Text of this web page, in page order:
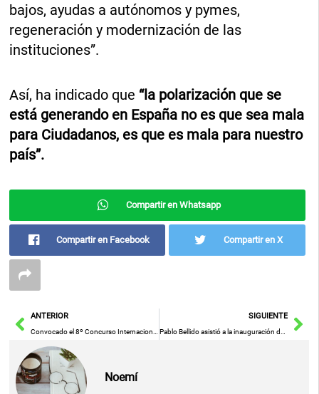
bajos, ayudas a autónomos y pymes,
regeneración y modernización de las
instituciones”.
Así, ha indicado que “la polarización que se
está generando en España no es que sea mala
para Ciudadanos, es que es mala para nuestro
país”.
Compartir en Whatsapp
Compartir en Facebook Compartir en X
AntANTERIOR
Convocado el 8º Concurso Internacional de Cortometrajes de Calzada de Caltrava
SIGUIENTE
Pablo Bellido asistió a la inauguración del curso ‘Violencia de género desde los ayuntamientos’ en Marchamalo
Noemí